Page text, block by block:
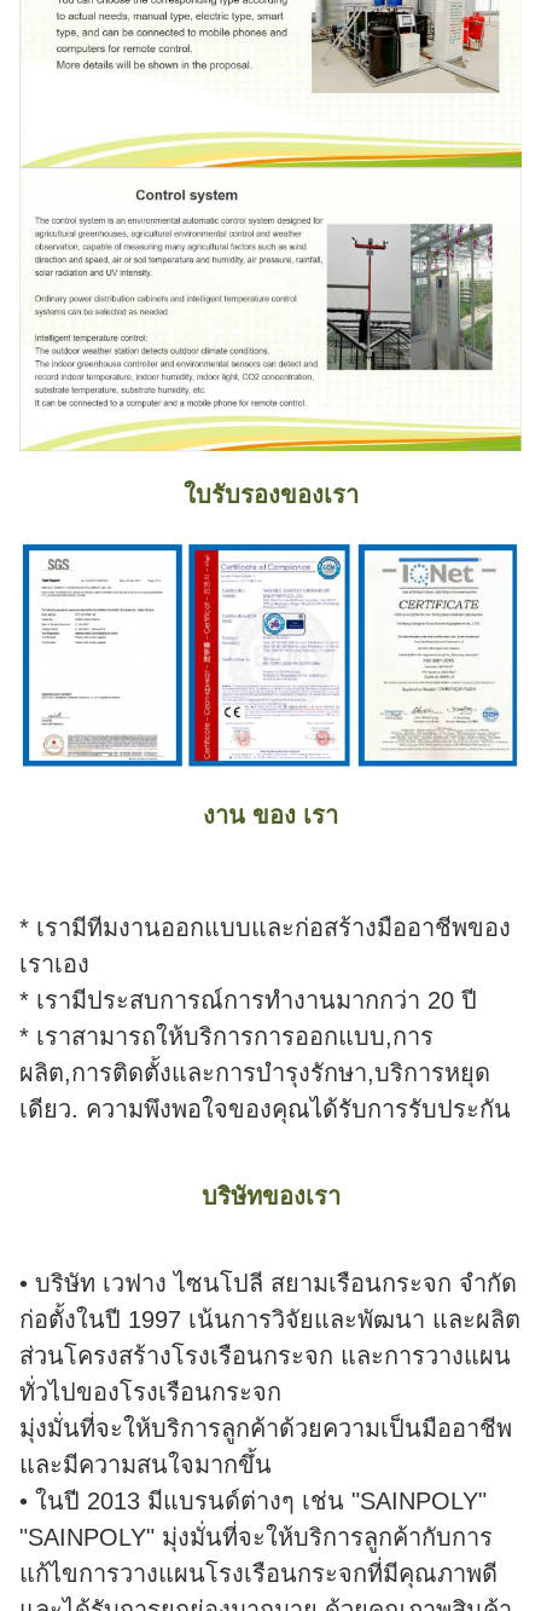
ใบรับรองของเรา
งาน ของ เรา
* เรามีทีมงานออกแบบและก่อสร้างมืออาชีพของ
เราเอง
* เรามีประสบการณ์การทํางานมากกว่า 20 ปี
* เราสามารถให้บริการการออกแบบ,การ
ผลิต,การติดตั้งและการบํารุงรักษา,บริการหยุด
เดียว. ความพึงพอใจของคุณได้รับการรับประกัน
บริษัทของเรา
• บริษัท เวฟาง ไซนโปลี สยามเรือนกระจก จํากัด
ก่อตั้งในปี 1997 เน้นการวิจัยและพัฒนา และผลิต
ส่วนโครงสร้างโรงเรือนกระจก และการวางแผน
ทั่วไปของโรงเรือนกระจก
มุ่งมั่นที่จะให้บริการลูกค้าด้วยความเป็นมืออาชีพ
และมีความสนใจมากขึ้น
• ในปี 2013 มีแบรนด์ต่างๆ เช่น "SAINPOLY"
"SAINPOLY" มุ่งมั่นที่จะให้บริการลูกค้ากับการ
แก้ไขการวางแผนโรงเรือนกระจกที่มีคุณภาพดี